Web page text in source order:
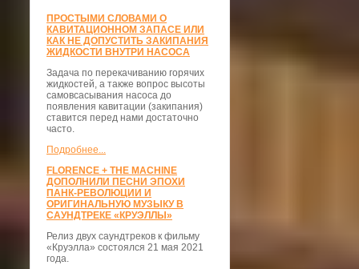
ПРОСТЫМИ СЛОВАМИ О
КАВИТАЦИОННОМ ЗАПАСЕ ИЛИ
КАК НЕ ДОПУСТИТЬ ЗАКИПАНИЯ
ЖИДКОСТИ ВНУТРИ НАСОСА
Задача по перекачиванию горячих
жидкостей, а также вопрос высоты
самовсасывания насоса до
появления кавитации (закипания)
ставится перед нами достаточно
часто.
Подробнее...
FLORENCE + THE MACHINE
ДОПОЛНИЛИ ПЕСНИ ЭПОХИ
ПАНК-РЕВОЛЮЦИИ И
ОРИГИНАЛЬНУЮ МУЗЫКУ В
САУНДТРЕКЕ «КРУЭЛЛЫ»
Релиз двух саундтреков к фильму
«Круэлла» состоялся 21 мая 2021
года.